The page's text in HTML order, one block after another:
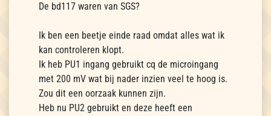
De bd117 waren van SGS?
Ik ben een beetje einde raad omdat alles wat ik
kan controleren klopt.
Ik heb PU1 ingang gebruikt cq de microingang
met 200 mV wat bij nader inzien veel te hoog is.
Zou dit een oorzaak kunnen zijn.
Heb nu PU2 gebruikt en deze heeft een